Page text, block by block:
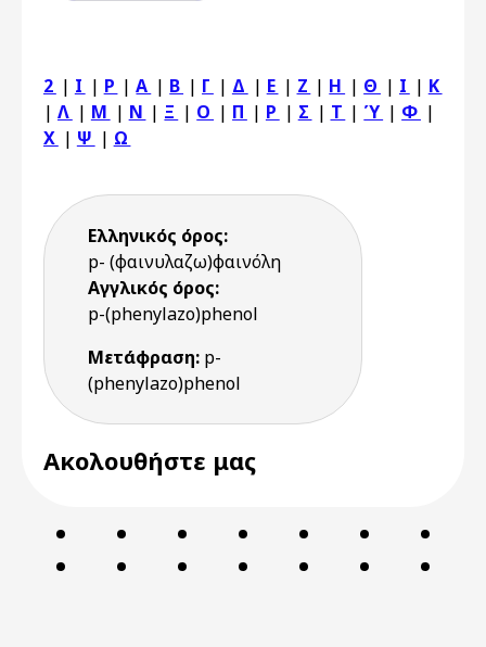
2 | I | P |Α | Β | Γ | Δ | Ε | Ζ | Η | Θ | Ι | Κ
| Λ | Μ | Ν | Ξ | Ο | Π | Ρ | Σ | Τ | Ύ | Φ |
Χ | Ψ | Ω
Ελληνικός όρος:
p- (φαινυλαζω)φαινόλη
Αγγλικός όρος:
p-(phenylazo)phenol
Μετάφραση: p-
(phenylazo)phenol
Ακολουθήστε μας